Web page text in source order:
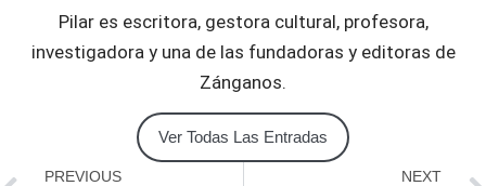
Pilar es escritora, gestora cultural, profesora,
investigadora y una de las fundadoras y editoras de
Zánganos.
Ver Todas Las Entradas
PREVIOUS NEXT